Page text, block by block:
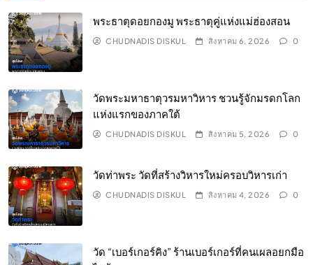
พระธาตุดอยกองมู พระธาตุคู่แห่งแม่ฮ่องสอน
CHUDNADIS DISKUL สิงหาคม 6, 2026 0
วัดพระมหาธาตุวรมหาวิหาร ชวนรู้จักมรดกโลก
แห่งแรกของภาคใต้
CHUDNADIS DISKUL สิงหาคม 5, 2026 0
วัดท่าพระ วัดที่สร้างวิหารใหม่ครอบวิหารเก่า
CHUDNADIS DISKUL สิงหาคม 4, 2026 0
วัด “เบอร์เกอร์คิง” ร้านเบอร์เกอร์ที่คนเผลอยกมือ